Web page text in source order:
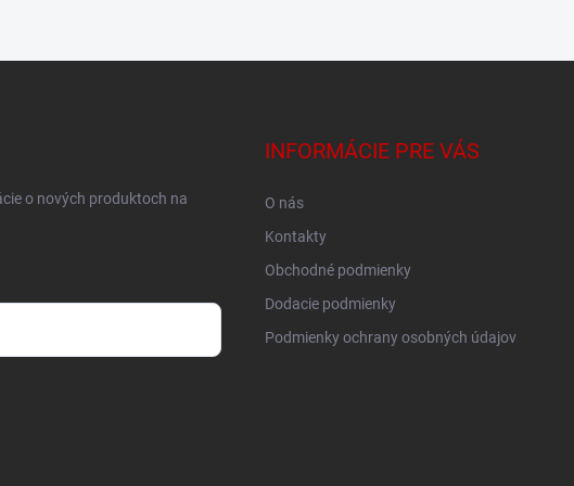
o nových produktoch na
INFORMÁCIE PRE VÁS
O nás
Kontakty
Obchodné podmienky
Dodacie podmienky
Podmienky ochrany osobných údajov